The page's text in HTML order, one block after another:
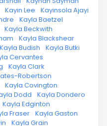
· Kayin Lee · Kayinsola Ajayi
· Kayla Baetzel
· Kayla Beckwith
· Kayla Blackshear
Kayla Budish · Kayla Butki
Cervantes
· Kayla Clark
Robertson
· Kayla Covington
Dodd · Kayla Dondero
Kayla Edginton
Fraser · Kayla Gaston
· Kayla Grain